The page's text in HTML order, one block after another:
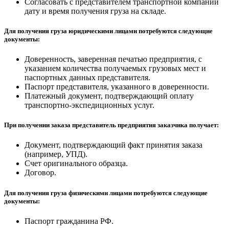
дату и время получения груза на складе.
Для получения груза юридическими лицами потребуются следующие
документы:
Доверенность, заверенная печатью предприятия, с
указанием количества получаемых грузовых мест и
паспортных данных представителя.
Паспорт представителя, указанного в доверенности.
Платежный документ, подтверждающий оплату
транспортно-экспедиционных услуг.
При получении заказа представитель предприятия заказчика получает:
Документ, подтверждающий факт принятия заказа
(например, УПД).
Счет оригинального образца.
Договор.
Для получения груза физическими лицами потребуются следующие
документы:
Паспорт гражданина РФ.